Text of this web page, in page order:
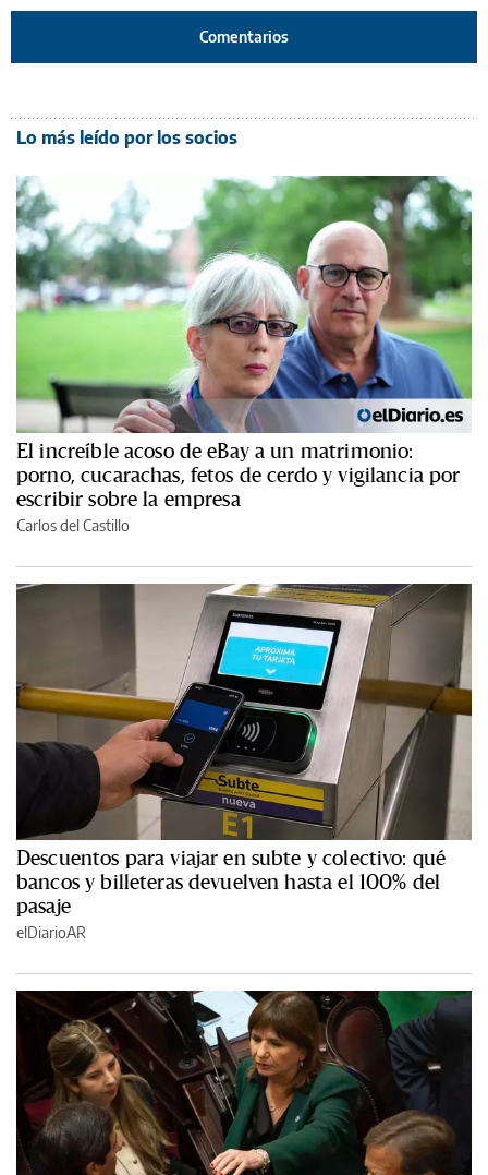
Comentarios
Lo más leído por los socios
El increíble acoso de eBay a un matrimonio:
porno, cucarachas, fetos de cerdo y vigilancia por
escribir sobre la empresa
Carlos del Castillo
Descuentos para viajar en subte y colectivo: qué
bancos y billeteras devuelven hasta el 100% del
pasaje
elDiarioAR